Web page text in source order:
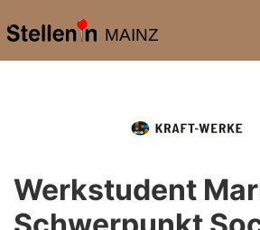
MAINZ
Werkstudent